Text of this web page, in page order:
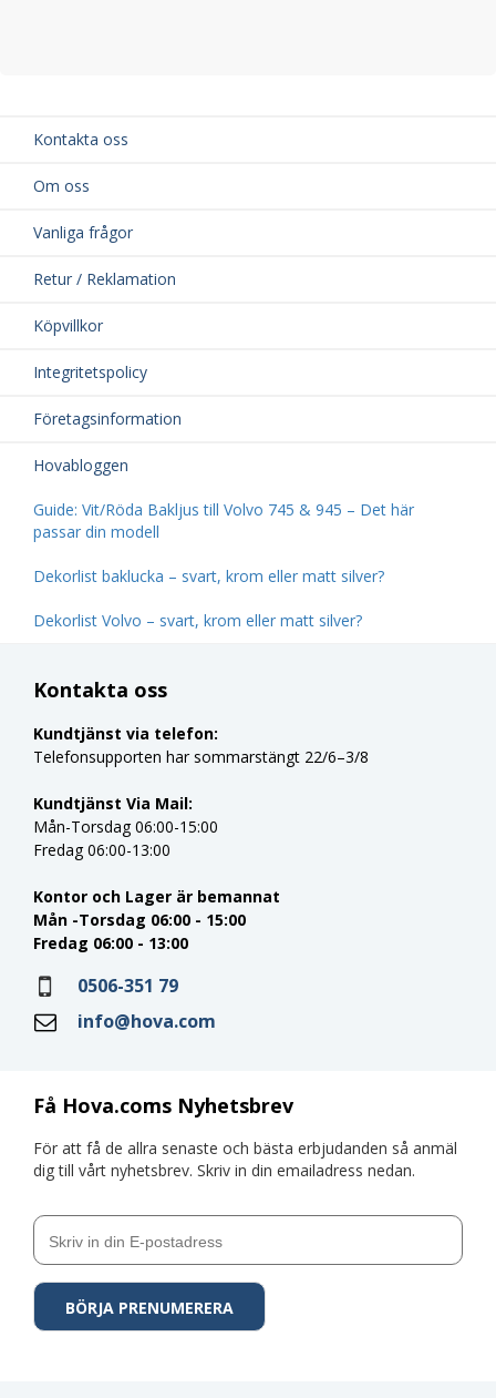
Kontakta oss
Om oss
Vanliga frågor
Retur / Reklamation
Köpvillkor
Integritetspolicy
Företagsinformation
Hovabloggen
Guide: Vit/Röda Bakljus till Volvo 745 & 945 – Det här
passar din modell
Dekorlist baklucka – svart, krom eller matt silver?
Dekorlist Volvo – svart, krom eller matt silver?
Få Hova.coms Nyhetsbrev
För att få de allra senaste och bästa erbjudanden så anmäl
dig till vårt nyhetsbrev. Skriv in din emailadress nedan.
Kontakta oss
Kundtjänst via telefon:
Telefonsupporten har sommarstängt 22/6–3/8
Kundtjänst Via Mail:
Mån-Torsdag 06:00-15:00
Fredag 06:00-13:00
Kontor och Lager är bemannat
Mån -Torsdag 06:00 - 15:00
Fredag 06:00 - 13:00
0506-351 79
info@hova.com